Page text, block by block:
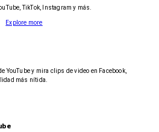
TikTok, Instagram y más.
Explore more
YouTube y mira clips de video en Facebook,
más nítida.